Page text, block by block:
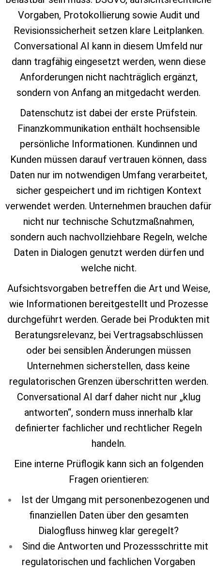
Vorgaben, Protokollierung sowie Audit und
Revisionssicherheit setzen klare Leitplanken.
Conversational AI kann in diesem Umfeld nur
dann tragfähig eingesetzt werden, wenn diese
Anforderungen nicht nachträglich ergänzt,
sondern von Anfang an mitgedacht werden.
Datenschutz ist dabei der erste Prüfstein.
Finanzkommunikation enthält hochsensible
persönliche Informationen. Kundinnen und
Kunden müssen darauf vertrauen können, dass
Daten nur im notwendigen Umfang verarbeitet,
sicher gespeichert und im richtigen Kontext
verwendet werden. Unternehmen brauchen dafür
nicht nur technische Schutzmaßnahmen,
sondern auch nachvollziehbare Regeln, welche
Daten in Dialogen genutzt werden dürfen und
welche nicht.
Aufsichtsvorgaben betreffen die Art und Weise,
wie Informationen bereitgestellt und Prozesse
durchgeführt werden. Gerade bei Produkten mit
Beratungsrelevanz, bei Vertragsabschlüssen
oder bei sensiblen Änderungen müssen
Unternehmen sicherstellen, dass keine
regulatorischen Grenzen überschritten werden.
Conversational AI darf daher nicht nur „klug
antworten“, sondern muss innerhalb klar
definierter fachlicher und rechtlicher Regeln
handeln.
Eine interne Prüflogik kann sich an folgenden
Fragen orientieren:
Ist der Umgang mit personenbezogenen und
finanziellen Daten über den gesamten
Dialogfluss hinweg klar geregelt?
Sind die Antworten und Prozessschritte mit
regulatorischen und fachlichen Vorgaben